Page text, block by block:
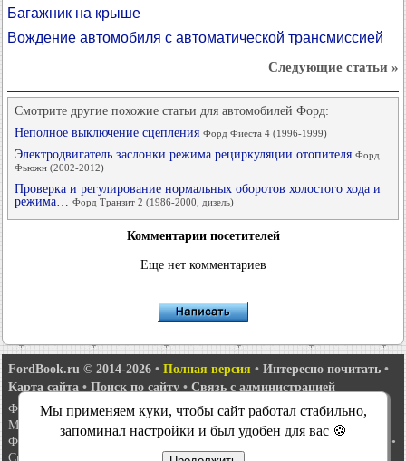
Багажник на крыше
Вождение автомобиля с автоматической трансмиссией
Следующие статьи »
Смотрите другие похожие статьи для автомобилей Форд:
Неполное выключение сцепления Форд Фиеста 4 (1996-1999)
Электродвигатель заслонки режима рециркуляции отопителя Форд
Фьюжн (2002-2012)
Проверка и регулирование нормальных оборотов холостого хода и
режима… Форд Транзит 2 (1986-2000, дизель)
Комментарии посетителей
Еще нет комментариев
FordBook.ru © 2014-2026 • Полная версия • Интересно почитать •
Карта сайта • Поиск по сайту • Связь с администрацией
Фокус 1• Фокус Турнир 1•Фокус 2•Мондео 1•Мондео 1 и 2•
Мондео 2•Мондео 3•Мондео 4•Эскорт 3•Эскорт 4 •Эскорт 5
Фиеста 2
Таурус 1 и 2 Фьюжн • Скорпио 1
•
Сиерра
Мы применяем куки, чтобы сайт работал стабильно,
запоминал настройки и был удобен для вас 🍪